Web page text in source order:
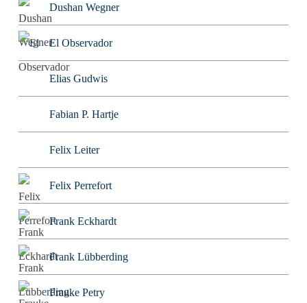
Dushan Wegner
El Observador
Elias Gudwis
Fabian P. Hartje
Felix Leiter
Felix Perrefort
Frank Eckhardt
Frank Lübberding
Frauke Petry